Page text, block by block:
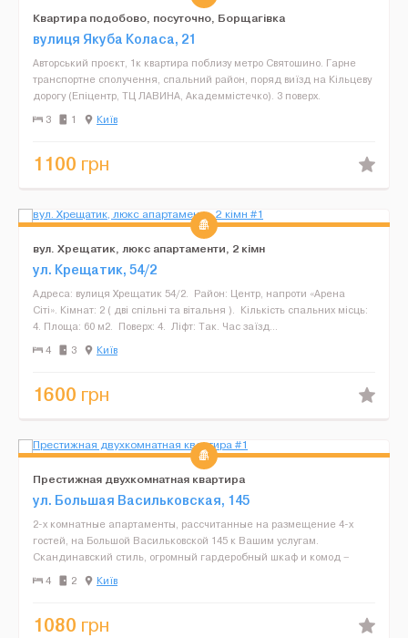
Квартира подобово, посуточно, Борщагівка
вулиця Якуба Коласа, 21
Авторський проєкт, 1к квартира поблизу метро Святошино. Гарне
транспортне сполучення, спальний район, поряд виїзд на Кільцеву
дорогу (Епіцентр, ТЦ ЛАВИНА, Академмістечко). 3 поверх.
Місцезнаходження: м. Святошин, їхати 15 хв. Н...
3 1 Київ
1100 грн
вул. Хрещатик, люкс апартаменти, 2 кімн
ул. Крещатик, 54/2
Адреса: вулиця Хрещатик 54/2. Район: Центр, напроти «Арена
Сіті». Кімнат: 2 ( дві спільні та вітальня ). Кількість спальних місць:
4. Площа: 60 м2. Поверх: 4. Ліфт: Так. Час заїзд...
4
3 Київ
1600 грн
Престижная двухкомнатная квартира
ул. Большая Васильковская, 145
2-х комнатные апартаменты, рассчитанные на размещение 4-х
гостей, на Большой Васильковской 145 к Вашим услугам.
Скандинавский стиль, огромный гардеробный шкаф и комод –
основные отличительные черты спальной комнаты, а ...
4 2 Київ
1080 грн